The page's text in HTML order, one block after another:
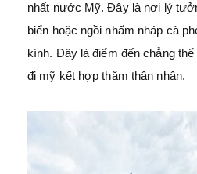
nhất nước Mỹ. Đây là nơi lý
biển hoặc ngồi nhấm nháp cà
kính. Đây là điểm đến chẳng
đi mỹ kết hợp thăm thân nhân.